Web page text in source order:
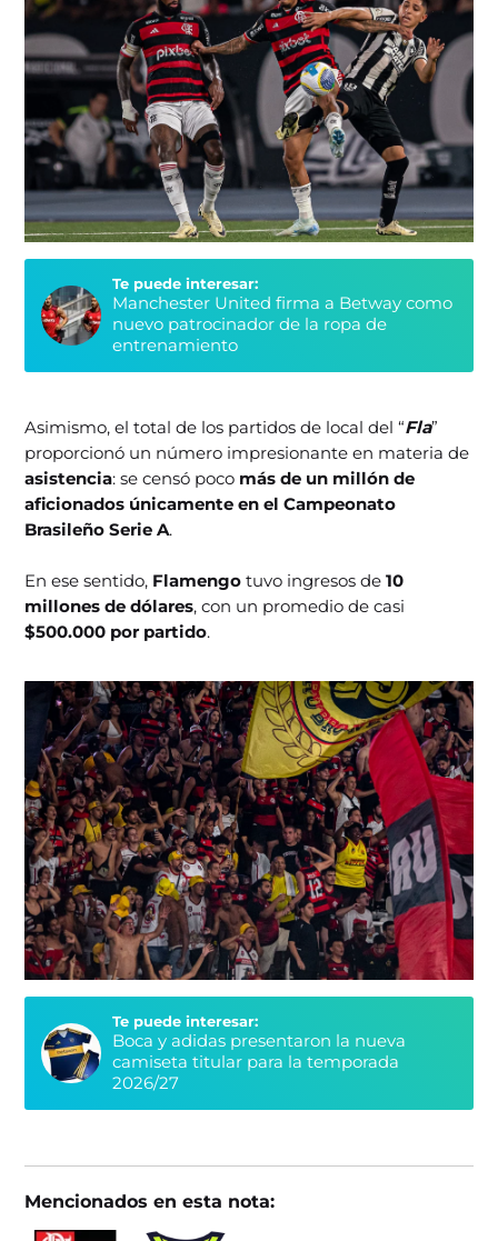
Te puede interesar:
Manchester United firma a Betway como
nuevo patrocinador de la ropa de
entrenamiento
Asimismo, el total de los partidos de local del “Fla”
proporcionó un número impresionante en materia de
asistencia: se censó poco más de un millón de
aficionados únicamente en el Campeonato
Brasileño Serie A.
En ese sentido, Flamengotuvo ingresos de10
millones de dólares, con un promedio de casi
$500.000 por partido.
Te puede interesar:
Boca y adidas presentaron la nueva
camiseta titular para la temporada
2026/27
Mencionados en esta nota: